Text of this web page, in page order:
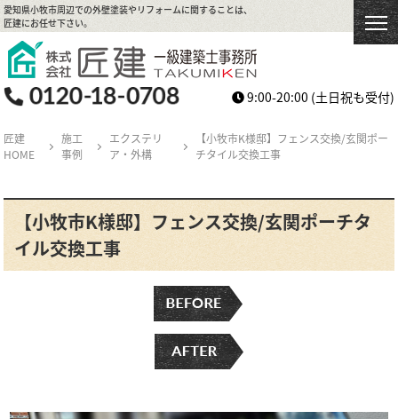
愛知県小牧市周辺での外壁塗装やリフォームに関することは、
匠建にお任せ下さい。
9:00-20:00 (土日祝も受付)
匠建
HOME
施工
事例
エクステリ
ア・外構
【小牧市K様邸】フェンス交換/玄関ポー
チタイル交換工事
【小牧市K様邸】フェンス交換/玄関ポーチタ
イル交換工事